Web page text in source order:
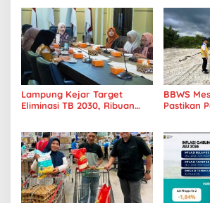
Era Digital
Pangan
Lampung Kejar Target
Eliminasi TB 2030, Ribuan
BBWS
Pastikan